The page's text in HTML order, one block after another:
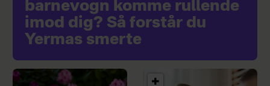
barnevogn komme rullende
imod dig? Så forstår du
Yermas smerte